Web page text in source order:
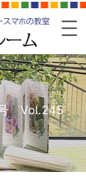
Vol.245